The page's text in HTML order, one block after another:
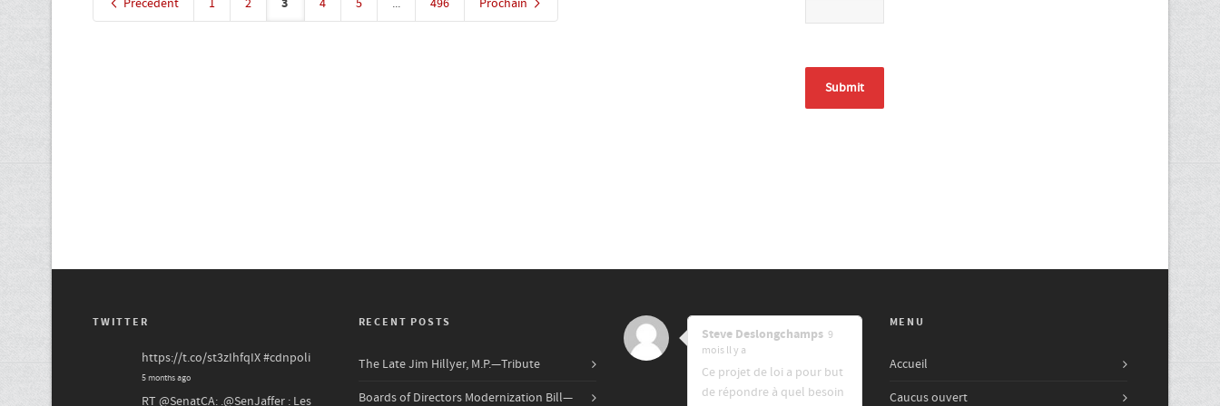
TWITTER
https://t.co/st3zIhfqIX#cdnpoli
5 months ago
RT @SenatCA: .@SenJaffer : Les
RECENT POSTS
The Late Jim Hillyer, M.P.—Tribute
Boards of Directors Modernization Bill—
Steve Deslongchamps 9
mois ll y a
Ce projet de loi a pour but
de répondre à quel besoin
MENU
Accueil
Caucus ouvert